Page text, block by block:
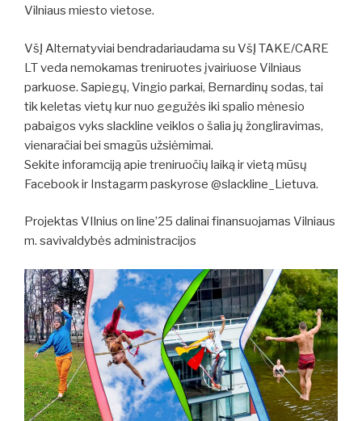
Vilniaus miesto vietose.
VšĮ Alternatyviai bendradariaudama su VšĮ TAKE/CARE
LT veda nemokamas treniruotes įvairiuose Vilniaus
parkuose. Sapiegų, Vingio parkai, Bernardinų sodas, tai
tik keletas vietų kur nuo gegužės iki spalio mėnesio
pabaigos vyks slackline veiklos o šalia jų žongliravimas,
vienaračiai bei smagūs užsiėmimai.
Sekite inforamciją apie treniruočių laiką ir vietą mūsų
Facebook ir Instagarm paskyrose @slackline_Lietuva.
Projektas VIlnius on line’25 dalinai finansuojamas Vilniaus
m. savivaldybės administracijos